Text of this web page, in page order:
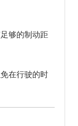
够的制动距
在行驶的时